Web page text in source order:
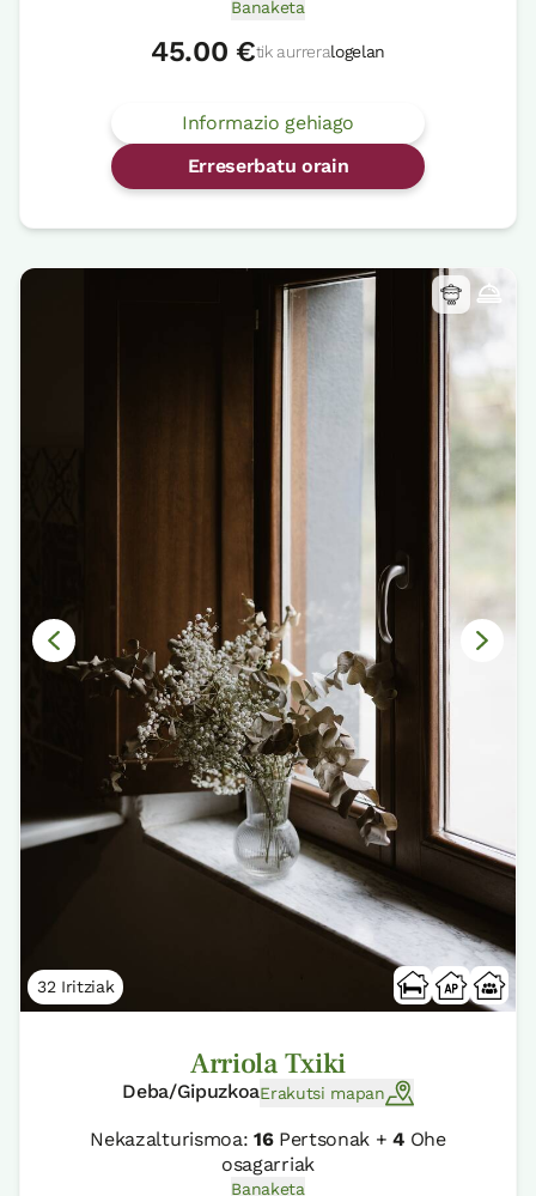
Banaketa
45.00 €tik aurreralogelan
Informazio gehiago
Erreserbatu orain
32 Iritziak
Arriola Txiki
Deba/GipuzkoaErakutsi mapan
Nekazalturismoa: 16Pertsonak +4Ohe
osagarriak
Banaketa